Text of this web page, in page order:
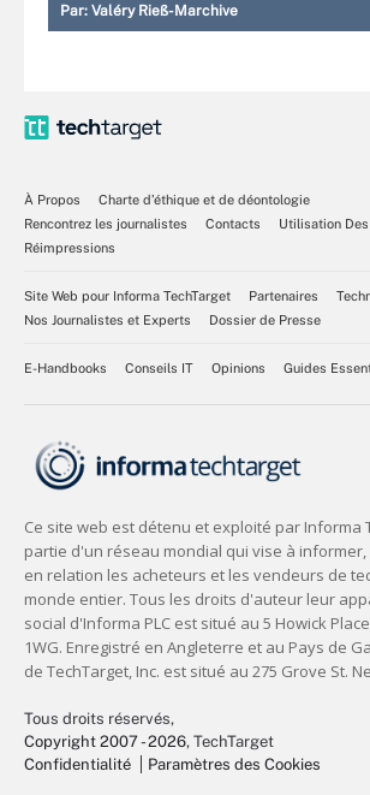
Par: Valéry Rieß-Marchive
À Propos
Charte d’éthique et de déontologie
Rencontrez les journalistes
Contacts
Utilisation
Réimpressions
Site Web pour Informa TechTarget Partenaires
Nos Journalistes et Experts
Dossier de Presse
E-Handbooks Conseils IT Opinions Guides
Tous droits réservés,
Copyright 2007 - 2026, TechTarget
Confidentialité
Paramètres des Cookies